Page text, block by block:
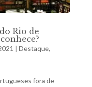
Rio de
| Destaque,
fora de